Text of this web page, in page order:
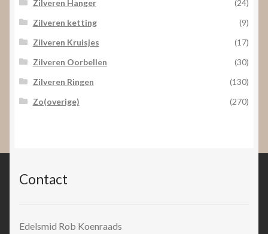
Zilveren Hanger
(24)
Zilveren ketting
(9)
Zilveren Kruisjes
(17)
Zilveren Oorbellen
(30)
Zilveren Ringen
(130)
Zo(overige)
(270)
Contact
Edelsmid Rob Koenraads